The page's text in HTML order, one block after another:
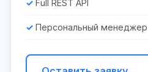
Full REST API
Персональный менеджер